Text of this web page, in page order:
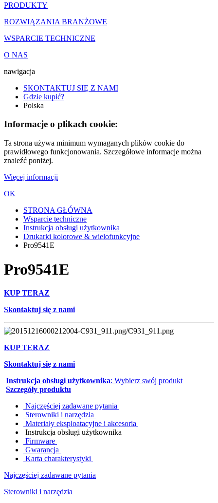
PRODUKTY
ROZWIĄZANIA BRANŻOWE
WSPARCIE TECHNICZNE
O NAS
nawigacja
SKONTAKTUJ SIĘ Z NAMI
Gdzie kupić?
Polska
Informacje o plikach cookie:
Ta strona używa minimum wymaganych plików cookie do
prawidłowego funkcjonowania. Szczegółowe informacje można
znaleźć poniżej.
Więcej informacji
OK
STRONA GŁÓWNA
Wsparcie techniczne
Instrukcja obsługi użytkownika
Drukarki kolorowe & wielofunkcyjne
Pro9541E
Pro9541E
KUP TERAZ
Skontaktuj się z nami
KUP TERAZ
Skontaktuj się z nami
Instrukcja obsługi użytkownika: Wybierz swój produkt
Szczegóły produktu
Najczęściej zadawane pytania
Sterowniki i narzędzia
Materiały eksploatacyjne i akcesoria
Instrukcja obsługi użytkownika
Firmware
Gwarancja
Karta charakterystyki
Najczęściej zadawane pytania
Sterowniki i narzędzia